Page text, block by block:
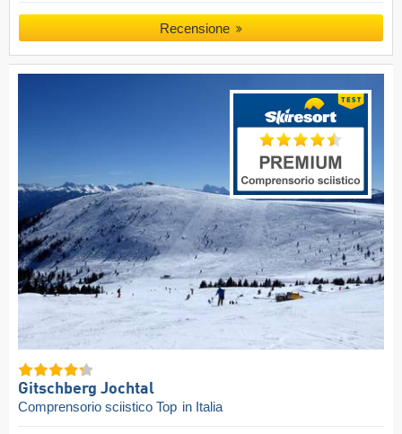
Recensione
Gitschberg Jochtal
Comprensorio sciistico Top in Italia